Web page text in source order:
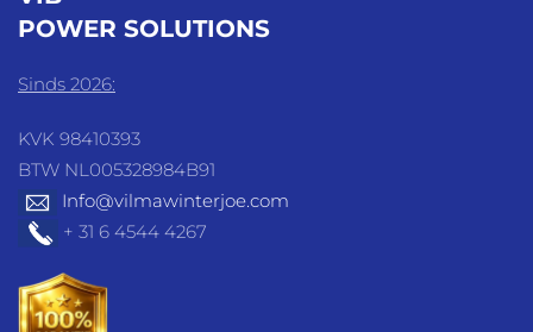
POWER SOLUTIONS
Sinds 2026:
KVK 98410393
BTW NL005328984B91
Info@vilmawinterjoe.com
+ 31 6 4544 4267